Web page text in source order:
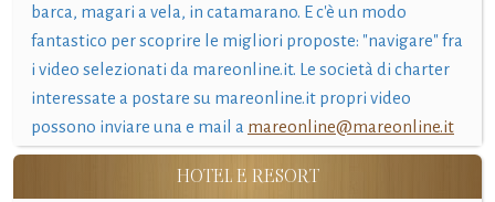
barca, magari a vela, in catamarano. E c'è un modo
fantastico per scoprire le migliori proposte: "navigare" fra
i video selezionati da mareonline.it. Le società di charter
interessate a postare su mareonline.it propri video
possono inviare una e mail a mareonline@mareonline.it
HOTEL E RESORT